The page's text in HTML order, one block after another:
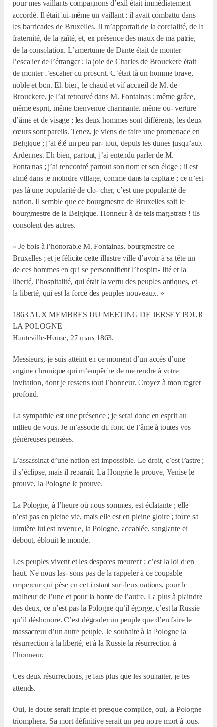
pour mes vaillants compagnons d’exil était immédiatement
accordé. Il était lui-même un vaillant ; il avait combattu dans
les barricades de Bruxelles. Il m’apportait de la cordialité, de la
fraternité, de la gaîté, et, en présence des maux de ma patrie,
de la consolation. L’amertume de Dante était de monter
l’escalier de l’étranger ; la joie de Charles de Brouckere était
de monter l’escalier du proscrit. C’était là un homme brave,
noble et bon. Eh bien, le chaud et vif accueil de M. de
Brouckere, je l’ai retrouvé dans M. Fontainas ; même grâce,
même esprit, même bienvenue charmante, même ou- verture
d’âme et de visage ; les deux hommes sont différents, les deux
cœurs sont pareils. Tenez, je viens de faire une promenade en
Belgique ; j’ai été un peu par- tout, depuis les dunes jusqu’aux
Ardennes. Eh bien, partout, j’ai entendu parler de M.
Fontainas ; j’ai rencontré partout son nom et son éloge ; il est
aimé dans le moindre village, comme dans la capitale ; ce n’est
pas là une popularité de clo- cher, c’est une popularité de
nation. Il semble que ce bourgmestre de Bruxelles soit le
bourgmestre de la Belgique. Honneur à de tels magistrats ! ils
consolent des autres.
« Je bois à l’honorable M. Fontainas, bourgmestre de
Bruxelles ; et je félicite cette illustre ville d’avoir à sa tête un
de ces hommes en qui se personnifient l’hospita- lité et la
liberté, l’hospitalité, qui était la vertu des peuples antiques, et
la liberté, qui est la force des peuples nouveaux. »
1863 AUX MEMBRES DU MEETING DE JERSEY POUR
LA POLOGNE
Hauteville-House, 27 mars 1863.
Messieurs,-je suis atteint en ce moment d’un accès d’une
angine chronique qui m’empêche de me rendre à votre
invitation, dont je ressens tout l’honneur. Croyez à mon regret
profond.
La sympathie est une présence ; je serai donc en esprit au
milieu de vous. Je m’associe du fond de l’âme à toutes vos
généreuses pensées.
L’assassinat d’une nation est impossible. Le droit, c’est l’astre ;
il s’éclipse, mais il reparaît. La Hongrie le prouve, Venise le
prouve, la Pologne le prouve.
La Pologne, à l’heure où nous sommes, est éclatante ; elle
n’est pas en pleine vie, mais elle est en pleine gloire ; toute sa
lumière lui est revenue, la Pologne, accablée, sanglante et
debout, éblouit le monde.
Les peuples vivent et les despotes meurent ; c’est la loi d’en
haut. Ne nous las- sons pas de la rappeler à ce coupable
empereur qui pèse en cet instant sur deux nations, pour le
malheur de l’une et pour la honte de l’autre. La plus à plaindre
des deux, ce n’est pas la Pologne qu’il égorge, c’est la Russie
qu’il déshonore. C’est dégrader un peuple que d’en faire le
massacreur d’un autre peuple. Je souhaite à la Pologne la
résurrection à la liberté, et à la Russie la résurrection à
l’honneur.
Ces deux résurrections, je fais plus que les souhaiter, je les
attends.
Oui, le doute serait impie et presque complice, oui, la Pologne
triomphera. Sa mort définitive serait un peu notre mort à tous.